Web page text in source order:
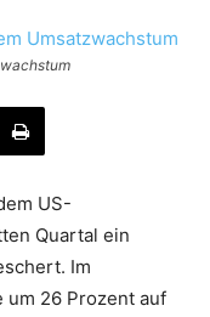
US-
Quartal ein
Im
26 Prozent auf